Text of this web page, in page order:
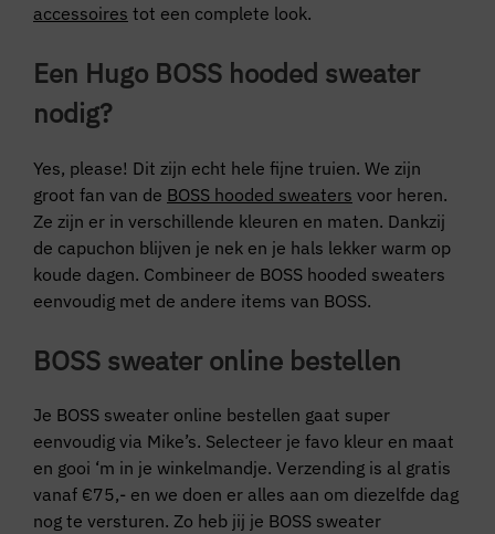
accessoires tot een complete look.
Een Hugo BOSS hooded sweater
nodig?
Yes, please! Dit zijn echt hele fijne truien. We zijn
groot fan van de BOSS hooded sweaters voor heren.
Ze zijn er in verschillende kleuren en maten. Dankzij
de capuchon blijven je nek en je hals lekker warm op
koude dagen. Combineer de BOSS hooded sweaters
eenvoudig met de andere items van BOSS.
BOSS sweater online bestellen
Je BOSS sweater online bestellen gaat super
eenvoudig via Mike’s. Selecteer je favo kleur en maat
en gooi ‘m in je winkelmandje. Verzending is al gratis
vanaf €75,- en we doen er alles aan om diezelfde dag
nog te versturen. Zo heb jij je BOSS sweater